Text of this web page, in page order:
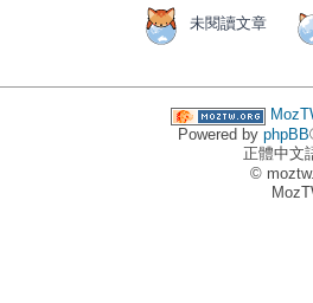
未閱讀文章
Powered by phpBB
正體中文
©